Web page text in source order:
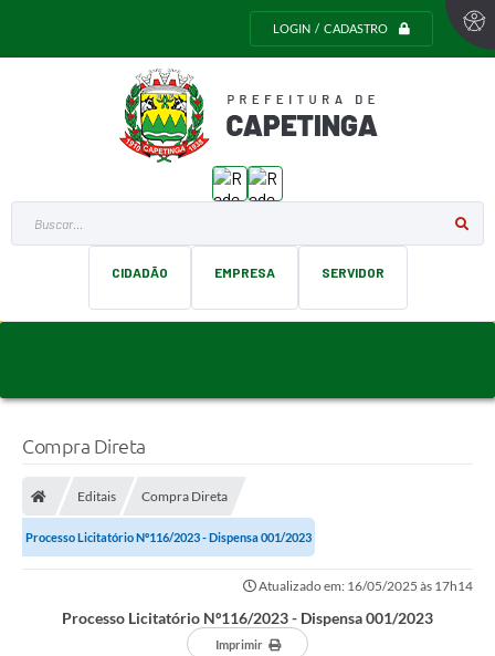
LOGIN / CADASTRO
Buscar...
CIDADÃO EMPRESA SERVIDOR
Compra Direta
Editais Compra Direta
Processo Licitatório Nº116/2023 - Dispensa 001/2023
Atualizado em: 16/05/2025 às 17h14
Processo Licitatório Nº116/2023 - Dispensa 001/2023
Imprimir